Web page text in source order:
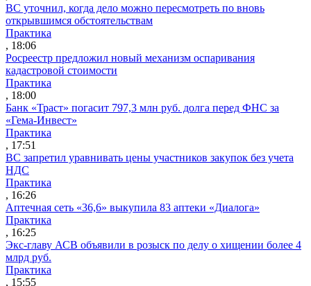
ВС уточнил, когда дело можно пересмотреть по вновь
открывшимся обстоятельствам
Практика
, 18:06
Росреестр предложил новый механизм оспаривания
кадастровой стоимости
Практика
, 18:00
Банк «Траст» погасит 797,3 млн руб. долга перед ФНС за
«Гема-Инвест»
Практика
, 17:51
ВС запретил уравнивать цены участников закупок без учета
НДС
Практика
, 16:26
Аптечная сеть «36,6» выкупила 83 аптеки «Диалога»
Практика
, 16:25
Экс-главу АСВ объявили в розыск по делу о хищении более 4
млрд руб.
Практика
, 15:55